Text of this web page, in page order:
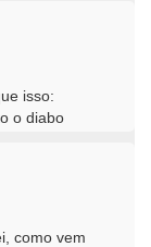
isso:
o diabo
como vem